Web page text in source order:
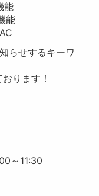
能
能
らせするキーワ
ります！
～11:30